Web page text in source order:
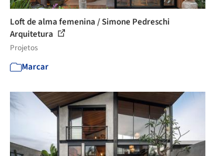
Loft de alma femenina / Simone Pedreschi
Arquitetura
Projetos
Marcar